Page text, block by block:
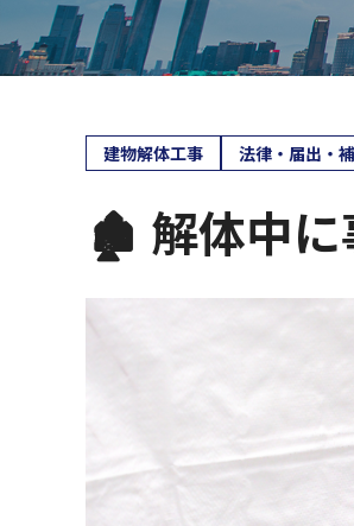
建物解体工事 法律・届出・
🏚️ 解体中に